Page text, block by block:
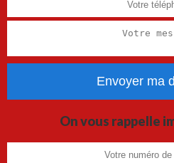
On vous rappelle